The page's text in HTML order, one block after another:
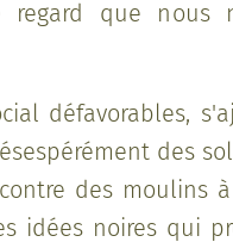
que nous
défavorables,
des
des moulins
idées noires qui